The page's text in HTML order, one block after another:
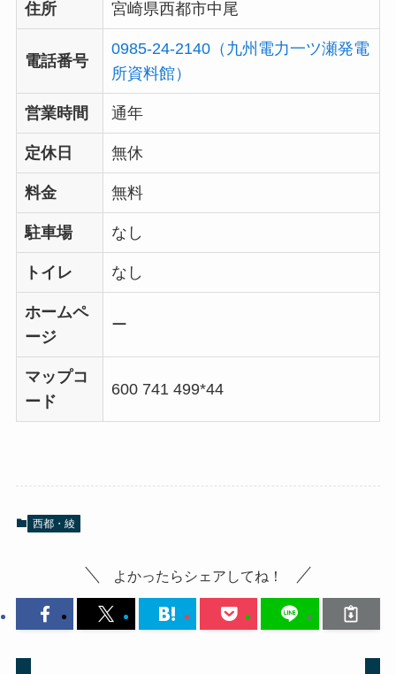
住所 宮崎県西都市中尾
電話番号
0985-24-2140（九州電力一ツ瀬発電
所資料館）
営業時間 通年
定休日 無休
料金 無料
駐車場 なし
トイレ なし
ホームペ
ージ
ー
マップコ
ード
600 741 499*44
西都・綾
よかったらシェアしてね！